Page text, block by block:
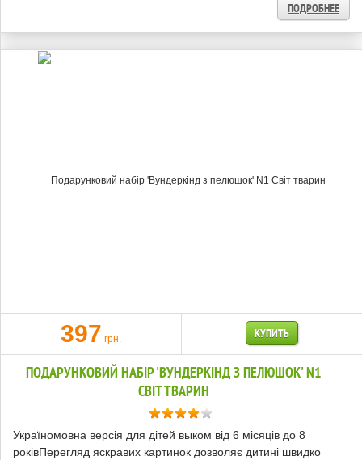
ПОДРОБНЕЕ
397 грн. КУПИТЬ
ПОДАРУНКОВИЙ НАБІР 'ВУНДЕРКІНД З ПЕЛЮШОК' N1
CВІТ ТВАРИН
Україномовна версія для дітей выком від 6 місяців до 8
роківПерегляд яскравих картинок дозволяє дитині швидко